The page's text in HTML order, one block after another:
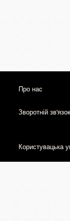
Про нас
Зворотній зв'язок
Користувацька